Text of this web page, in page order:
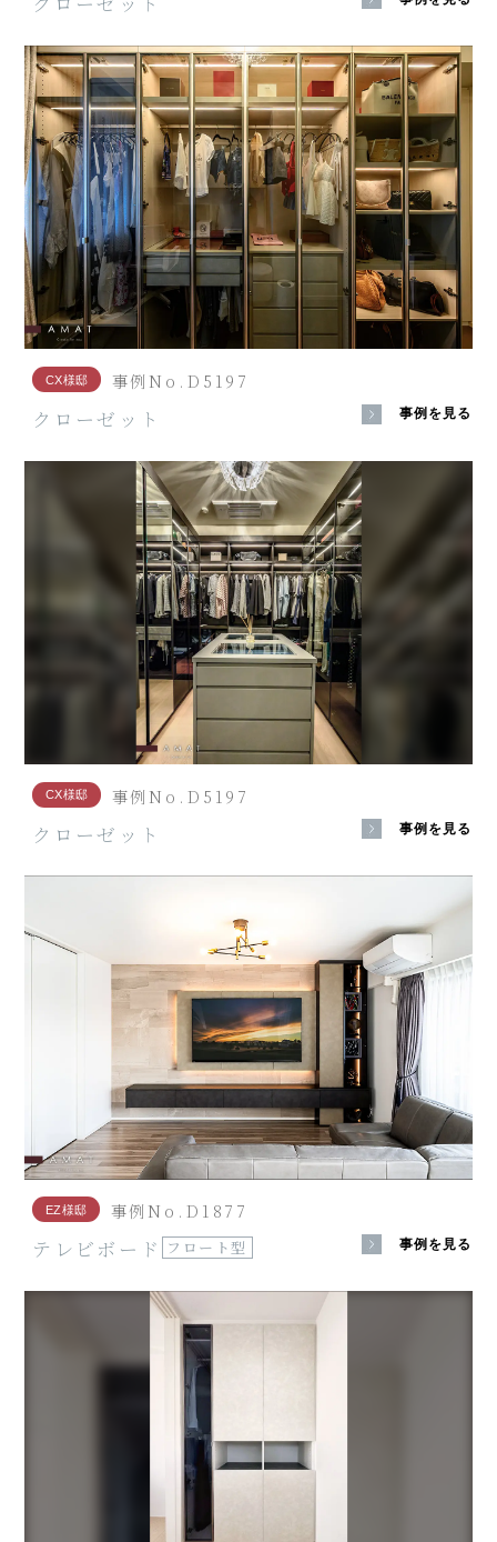
CX様邸 事例No.D5197
クローゼット 事例を見る
CX様邸 事例No.D5197
クローゼット 事例を見る
EZ様邸 事例No.D1877
テレビボード フロート型 事例を見る